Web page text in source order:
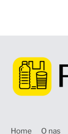
Home O nas